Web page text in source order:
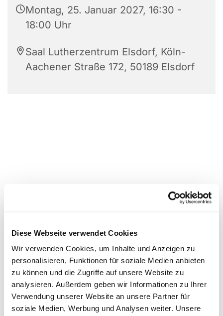
Diese Webseite verwendet Cookies
Wir verwenden Cookies, um Inhalte und Anzeigen zu
personalisieren, Funktionen für soziale Medien anbieten
zu können und die Zugriffe auf unsere Website zu
analysieren. Außerdem geben wir Informationen zu Ihrer
Verwendung unserer Website an unsere Partner für
soziale Medien, Werbung und Analysen weiter. Unsere
Montag, 25. Januar 2027, 16:30 -
18:00 Uhr
Saal Lutherzentrum Elsdorf, Köln-
Aachener Straße 172, 50189 Elsdorf